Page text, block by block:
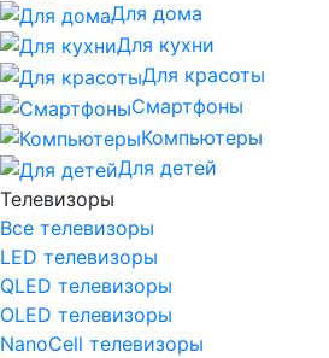
Для дома
Для кухни
Для красоты
Смартфоны
Компьютеры
Для детей
Телевизоры
Все телевизоры
LED телевизоры
QLED телевизоры
OLED телевизоры
NanoCell телевизоры